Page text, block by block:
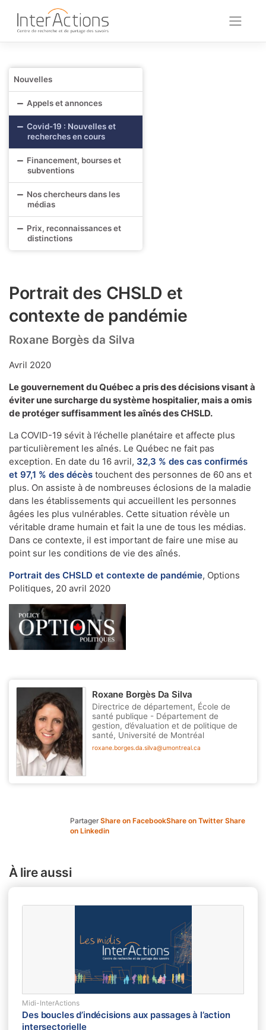
content
Nouvelles
Appels et annonces
Covid-19 : Nouvelles et
recherches en cours
Financement, bourses et
subventions
Nos chercheurs dans les
médias
Prix, reconnaissances et
distinctions
Portrait des CHSLD et
contexte de pandémie
Roxane Borgès da Silva
Avril 2020
Le gouvernement du Québec a pris des décisions visant à
éviter une surcharge du système hospitalier, mais a omis
de protéger suffisamment les aînés des CHSLD.
La COVID-19 sévit à l’échelle planétaire et affecte plus
particulièrement les aînés. Le Québec ne fait pas
exception. En date du 16 avril, 32,3 % des cas confirmés
et 97,1 % des décès touchent des personnes de 60 ans et
plus. On assiste à de nombreuses éclosions de la maladie
dans les établissements qui accueillent les personnes
âgées les plus vulnérables. Cette situation révèle un
véritable drame humain et fait la une de tous les médias.
Dans ce contexte, il est important de faire une mise au
point sur les conditions de vie des aînés.
Portrait des CHSLD et contexte de pandémie, Options
Politiques, 20 avril 2020
Roxane Borgès Da Silva
Directrice de département, École de
santé publique - Département de
gestion, d’évaluation et de politique de
santé, Université de Montréal
roxane.borges.da.silva@umontreal.ca
Partager Share on FacebookShare on Twitter Share
on Linkedin
À lire aussi
Midi-InterActions
Des boucles d’indécisions aux passages à l’action
intersectorielle